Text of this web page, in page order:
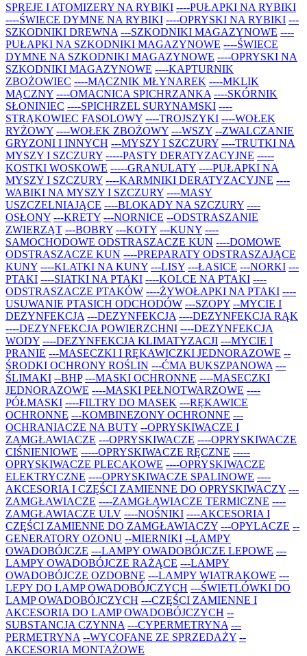
SPREJE I ATOMIZERY NA RYBIKI ----PUŁAPKI NA RYBIKI
----ŚWIECE DYMNE NA RYBIKI ----OPRYSKI NA RYBIKI ---
SZKODNIKI DREWNA ---SZKODNIKI MAGAZYNOWE ----
PUŁAPKI NA SZKODNIKI MAGAZYNOWE ----ŚWIECE
DYMNE NA SZKODNIKI MAGAZYNOWE ----OPRYSKI NA
SZKODNIKI MAGAZYNOWE ----KAPTURNIK
ZBOŻOWIEC ----MĄCZNIK MŁYNAREK ----MKLIK
MĄCZNY ----OMACNICA SPICHRZANKA ----SKÓRNIK
SŁONINIEC ----SPICHRZEL SURYNAMSKI ----
STRĄKOWIEC FASOLOWY ----TROJSZYKI ----WOŁEK
RYŻOWY ----WOŁEK ZBOŻOWY ---WSZY --ZWALCZANIE
GRYZONI I INNYCH ---MYSZY I SZCZURY ----TRUTKI NA
MYSZY I SZCZURY -----PASTY DERATYZACYJNE -----
KOSTKI WOSKOWE -----GRANULATY ----PUŁAPKI NA
MYSZY I SZCZURY ----KARMNIKI DERATYZACYJNE ----
WABIKI NA MYSZY I SZCZURY ----MASY
USZCZELNIAJĄCE ----BLOKADY NA SZCZURY ----
OSŁONY ---KRETY ---NORNICE --ODSTRASZANIE
ZWIERZĄT ---BOBRY ---KOTY ---KUNY ----
SAMOCHODOWE ODSTRASZACZE KUN ----DOMOWE
ODSTRASZACZE KUN ----PREPARATY ODSTRASZAJĄCE
KUNY ----KLATKI NA KUNY ---LISY ---ŁASICE ---NORKI ---
PTAKI ----SIATKI NA PTAKI ----KOLCE NA PTAKI ----
ODSTRASZACZE PTAKÓW ----ŻYWOŁAPKI NA PTAKI ----
USUWANIE PTASICH ODCHODÓW ---SZOPY --MYCIE I
DEZYNFEKCJA ---DEZYNFEKCJA ----DEZYNFEKCJA RĄK
----DEZYNFEKCJA POWIERZCHNI ----DEZYNFEKCJA
WODY ----DEZYNFEKCJA KLIMATYZACJI ---MYCIE I
PRANIE ---MASECZKI I RĘKAWICZKI JEDNORAZOWE --
ŚRODKI OCHRONY ROŚLIN ---ĆMA BUKSZPANOWA ---
ŚLIMAKI --BHP ---MASKI OCHRONNE ----MASECZKI
JEDNORAZOWE ----MASKI PEŁNOTWARZOWE ----
PÓŁMASKI ----FILTRY DO MASEK ---RĘKAWICE
OCHRONNE ---KOMBINEZONY OCHRONNE ---
OCHRANIACZE NA BUTY --OPRYSKIWACZE I
ZAMGŁAWIACZE ---OPRYSKIWACZE ----OPRYSKIWACZE
CIŚNIENIOWE -----OPRYSKIWACZE RĘCZNE -----
OPRYSKIWACZE PLECAKOWE ----OPRYSKIWACZE
ELEKTRYCZNE ----OPRYSKIWACZE SPALINOWE ----
AKCESORIA I CZĘŚCI ZAMIENNE DO OPRYSKIWACZY ---
ZAMGŁAWIACZE ----ZAMGŁAWIACZE TERMICZNE ----
ZAMGŁAWIACZE ULV ----NOŚNIKI ----AKCESORIA I
CZĘŚCI ZAMIENNE DO ZAMGŁAWIACZY ---OPYLACZE --
GENERATORY OZONU --MIERNIKI --LAMPY
OWADOBÓJCZE ---LAMPY OWADOBÓJCZE LEPOWE ---
LAMPY OWADOBÓJCZE RAŻĄCE ---LAMPY
OWADOBÓJCZE OZDOBNE ---LAMPY WIATRAKOWE ---
LEPY DO LAMP OWADOBÓJCZYCH ---ŚWIETLÓWKI DO
LAMP OWADOBÓJCZYCH ---CZĘŚCI ZAMIENNE I
AKCESORIA DO LAMP OWADOBÓJCZYCH --
SUBSTANCJA CZYNNA ---CYPERMETRYNA ---
PERMETRYNA --WYCOFANE ZE SPRZEDAŻY --
AKCESORIA MONTAŻOWE